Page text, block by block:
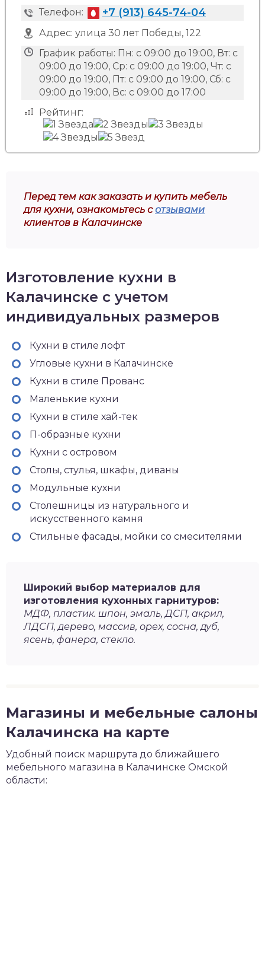
Телефон: +7 (913) 645-74-04
Адрес: улица 30 лет Победы, 122
График работы: Пн: с 09:00 до 19:00, Вт: с
09:00 до 19:00, Ср: с 09:00 до 19:00, Чт: с
09:00 до 19:00, Пт: с 09:00 до 19:00, Сб: с
09:00 до 19:00, Вс: с 09:00 до 17:00
Рейтинг:
Перед тем как заказать и купить мебель
для кухни, ознакомьтесь сотзывами
клиентов в Калачинске
Изготовление кухни в
Калачинске с учетом
индивидуальных размеров
Кухни в стиле лофт
Угловые кухни в Калачинске
Кухни в стиле Прованс
Маленькие кухни
Кухни в стиле хай-тек
П-образные кухни
Кухни с островом
Столы, стулья, шкафы, диваны
Модульные кухни
Столешницы из натурального и
искусственного камня
Стильные фасады, мойки со смесителями
Широкий выбор материалов для
изготовления кухонных гарнитуров:
МДФ, пластик. шпон, эмаль, ДСП, акрил,
ЛДСП, дерево, массив, орех, сосна, дуб,
ясень, фанера, стекло.
Магазины и мебельные салоны
Калачинска на карте
Удобный поиск маршрута до ближайшего
мебельного магазина в Калачинске Омской
области: